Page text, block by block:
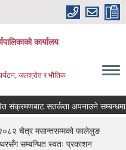
कार्यालय
जलश्रोत र भौतिक
संक्रमणबाट सतर्कता अपनाउने सम्बन्धमा
चैत्र मसान्तसम्मको फालेलुङ
सम्बन्धित स्वतः प्रकाशन